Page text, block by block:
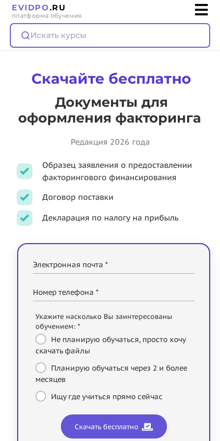
EVIDPO.RU
платформа обучения
Искать курсы
Скачайте бесплатно
Документы для
оформления факторинга
Редакция 2026 года
Образец заявления о предоставлении
факторингового финансирования
Договор поставки
Декларация по налогу на прибыль
Электронная почта *
Номер телефона *
Укажите насколько Вы заинтересованы
обучением: *
Не планирую обучаться, просто хочу
скачать файлы
Планирую обучаться через 2 и более
месяцев
Ищу где учиться прямо сейчас
Скачать бесплатно